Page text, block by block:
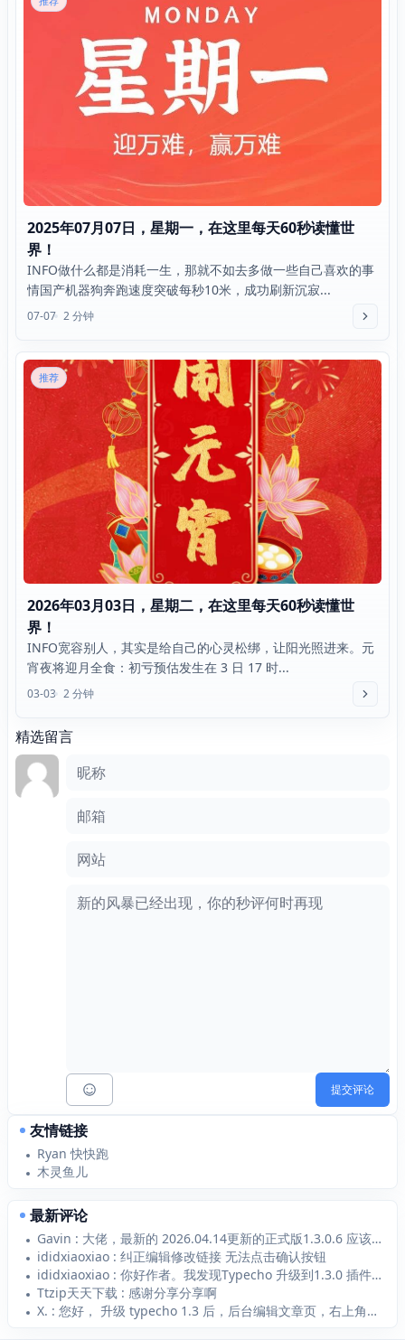
2025年07月07日，星期一，在这里每天60秒读懂世
界！
INFO做什么都是消耗一生，那就不如去多做一些自己喜欢的事
情国产机器狗奔跑速度突破每秒10米，成功刷新沉寂...
07-07 2 分钟
推荐
2026年03月03日，星期二，在这里每天60秒读懂世
界！
INFO宽容别人，其实是给自己的心灵松绑，让阳光照进来。元
宵夜将迎月全食：初亏预估发生在 3 日 17 时...
03-03 2 分钟
精选留言
昵称
邮箱
网站
评论框
提交评论
友情链接
Ryan 快快跑
木灵鱼儿
最新评论
Gavin : 大佬，最新的 2026.04.14更新的正式版1.3.0.6 应该支持 Typecho1...
ididxiaoxiao : 纠正编辑修改链接 无法点击确认按钮
ididxiaoxiao : 你好作者。我发现Typecho 升级到1.3.0 插件1.2.1无法添加新的链接 添加...
Ttzip天天下载 : 感谢分享分享啊
X. : 您好， 升级 typecho 1.3 后，后台编辑文章页，右上角—附件—选择文件上传 点...